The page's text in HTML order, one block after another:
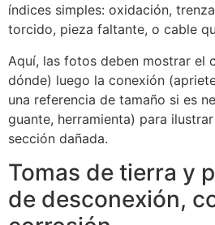
índices simples: oxidación,
torcido, pieza faltante, o cable
Aquí, las fotos deben mostrar el
dónde) luego la conexión
una referencia de tamaño si es
guante, herramienta) para
sección dañada.
Tomas de tierra y
de desconexión,